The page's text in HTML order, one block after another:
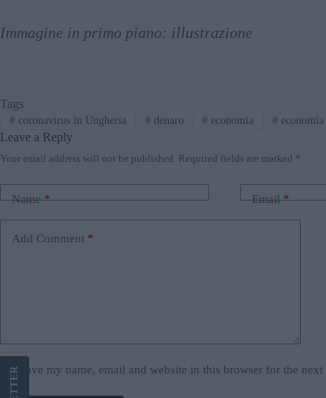
Immagine in primo piano: illustrazione
Tags
#coronavirus in Ungheria #denaro # economia # economia
Leave a Reply
Your email address will not be published. Required fields are marked *
Name* Email*
Add Comment *
Save my name, email and website in this browser for the
LETTER